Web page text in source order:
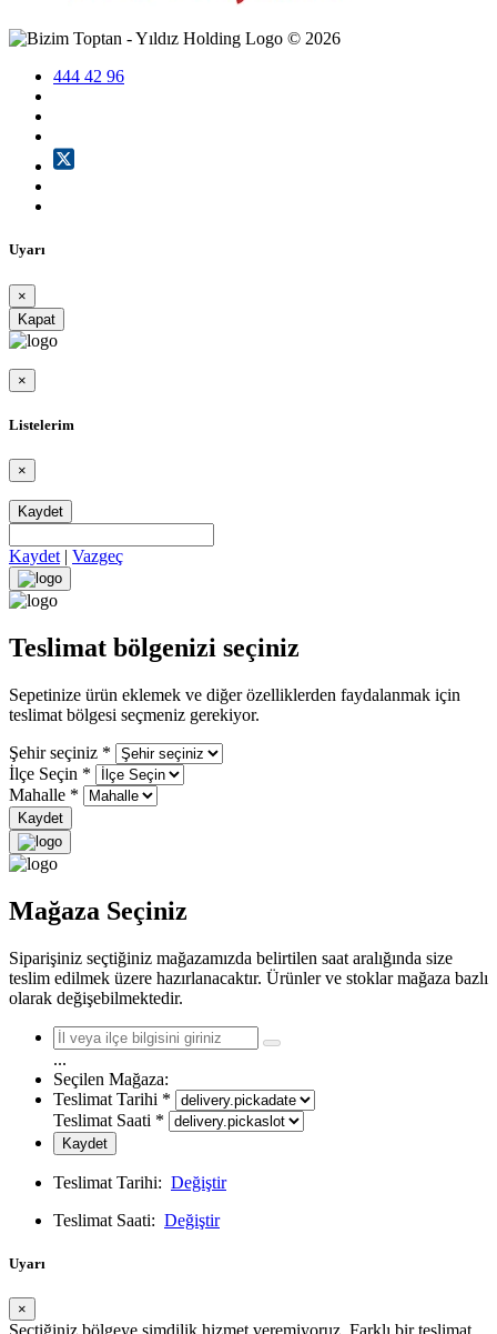
© 2026
444 42 96
Uyarı
×
Kapat
×
Listelerim
×
Kaydet
Kaydet | Vazgeç
Teslimat bölgenizi seçiniz
Sepetinize ürün eklemek ve diğer özelliklerden faydalanmak için
teslimat bölgesi seçmeniz gerekiyor.
Şehir seçiniz *
İlçe Seçin *
Mahalle *
Kaydet
Mağaza Seçiniz
Siparişiniz seçtiğiniz mağazamızda belirtilen saat aralığında size
teslim edilmek üzere hazırlanacaktır. Ürünler ve stoklar mağaza bazlı
olarak değişebilmektedir.
...
Seçilen Mağaza:
Teslimat Tarihi *
Teslimat Saati *
Kaydet
Teslimat Tarihi: Değiştir
Teslimat Saati: Değiştir
Uyarı
×
Seçtiğiniz bölgeye şimdilik hizmet veremiyoruz. Farklı bir teslimat